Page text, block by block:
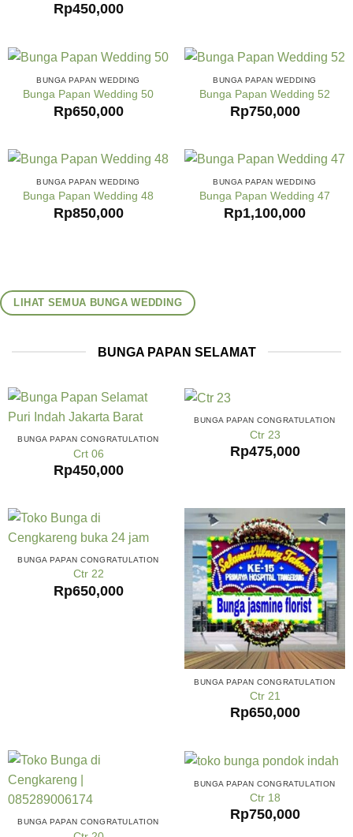
Rp450,000
BUNGA PAPAN WEDDING
Bunga Papan Wedding 50
Rp650,000
BUNGA PAPAN WEDDING
Bunga Papan Wedding 52
Rp750,000
BUNGA PAPAN WEDDING
Bunga Papan Wedding 48
Rp850,000
BUNGA PAPAN WEDDING
Bunga Papan Wedding 47
Rp1,100,000
LIHAT SEMUA BUNGA WEDDING
BUNGA PAPAN SELAMAT
BUNGA PAPAN CONGRATULATION
Crt 06
Rp450,000
BUNGA PAPAN CONGRATULATION
Ctr 23
Rp475,000
BUNGA PAPAN CONGRATULATION
Ctr 22
Rp650,000
BUNGA PAPAN CONGRATULATION
Ctr 21
Rp650,000
BUNGA PAPAN CONGRATULATION
BUNGA PAPAN CONGRATULATION
Ctr 18
Rp750,000